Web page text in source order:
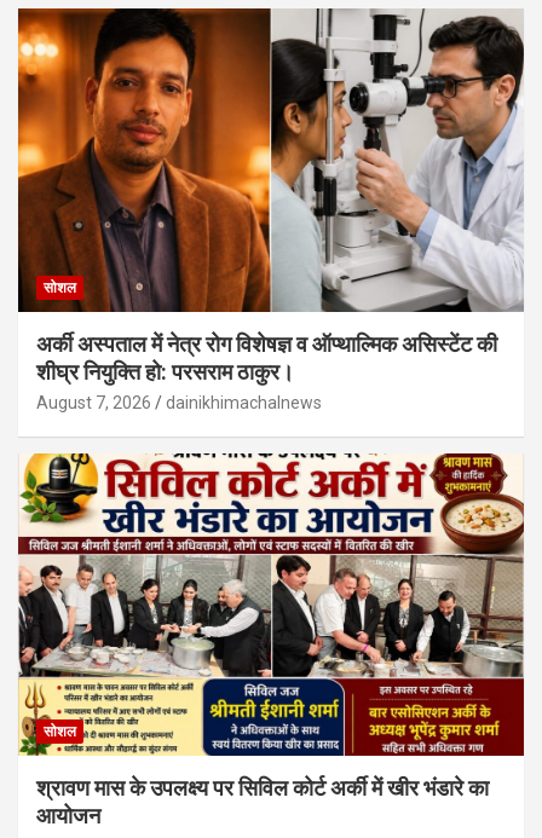
सोशल
अर्की अस्पताल में नेत्र रोग विशेषज्ञ व ऑप्थाल्मिक असिस्टेंट की
शीघ्र नियुक्ति हो: परसराम ठाकुर।
August 7, 2026 dainikhimachalnews
सोशल
श्रावण मास के उपलक्ष्य पर सिविल कोर्ट अर्की में खीर भंडारे का
आयोजन